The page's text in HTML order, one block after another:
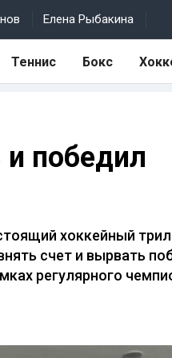
Елена Рыбакина
Теннис Бокс
победил
хоккейный
счет и вырвать
регулярного